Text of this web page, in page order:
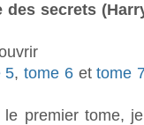
secrets
5,tome 6ettome
premier tome,